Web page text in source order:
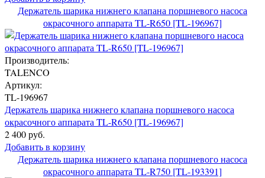
Держатель шарика нижнего клапана поршневого насоса
окрасочного аппарата TL-R650 [TL-196967]
Производитель:
TALENCO
Артикул:
TL-196967
Держатель шарика нижнего клапана поршневого насоса
окрасочного аппарата TL-R650 [TL-196967]
2 400 руб.
Добавить в корзину
Держатель шарика нижнего клапана поршневого насоса
окрасочного аппарата TL-R750 [TL-193391]